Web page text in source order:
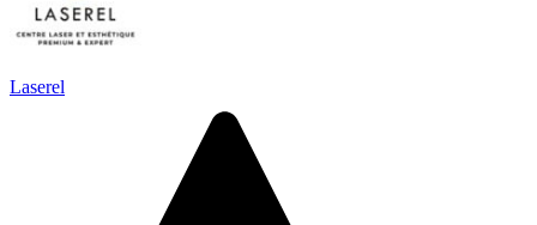
Laserel